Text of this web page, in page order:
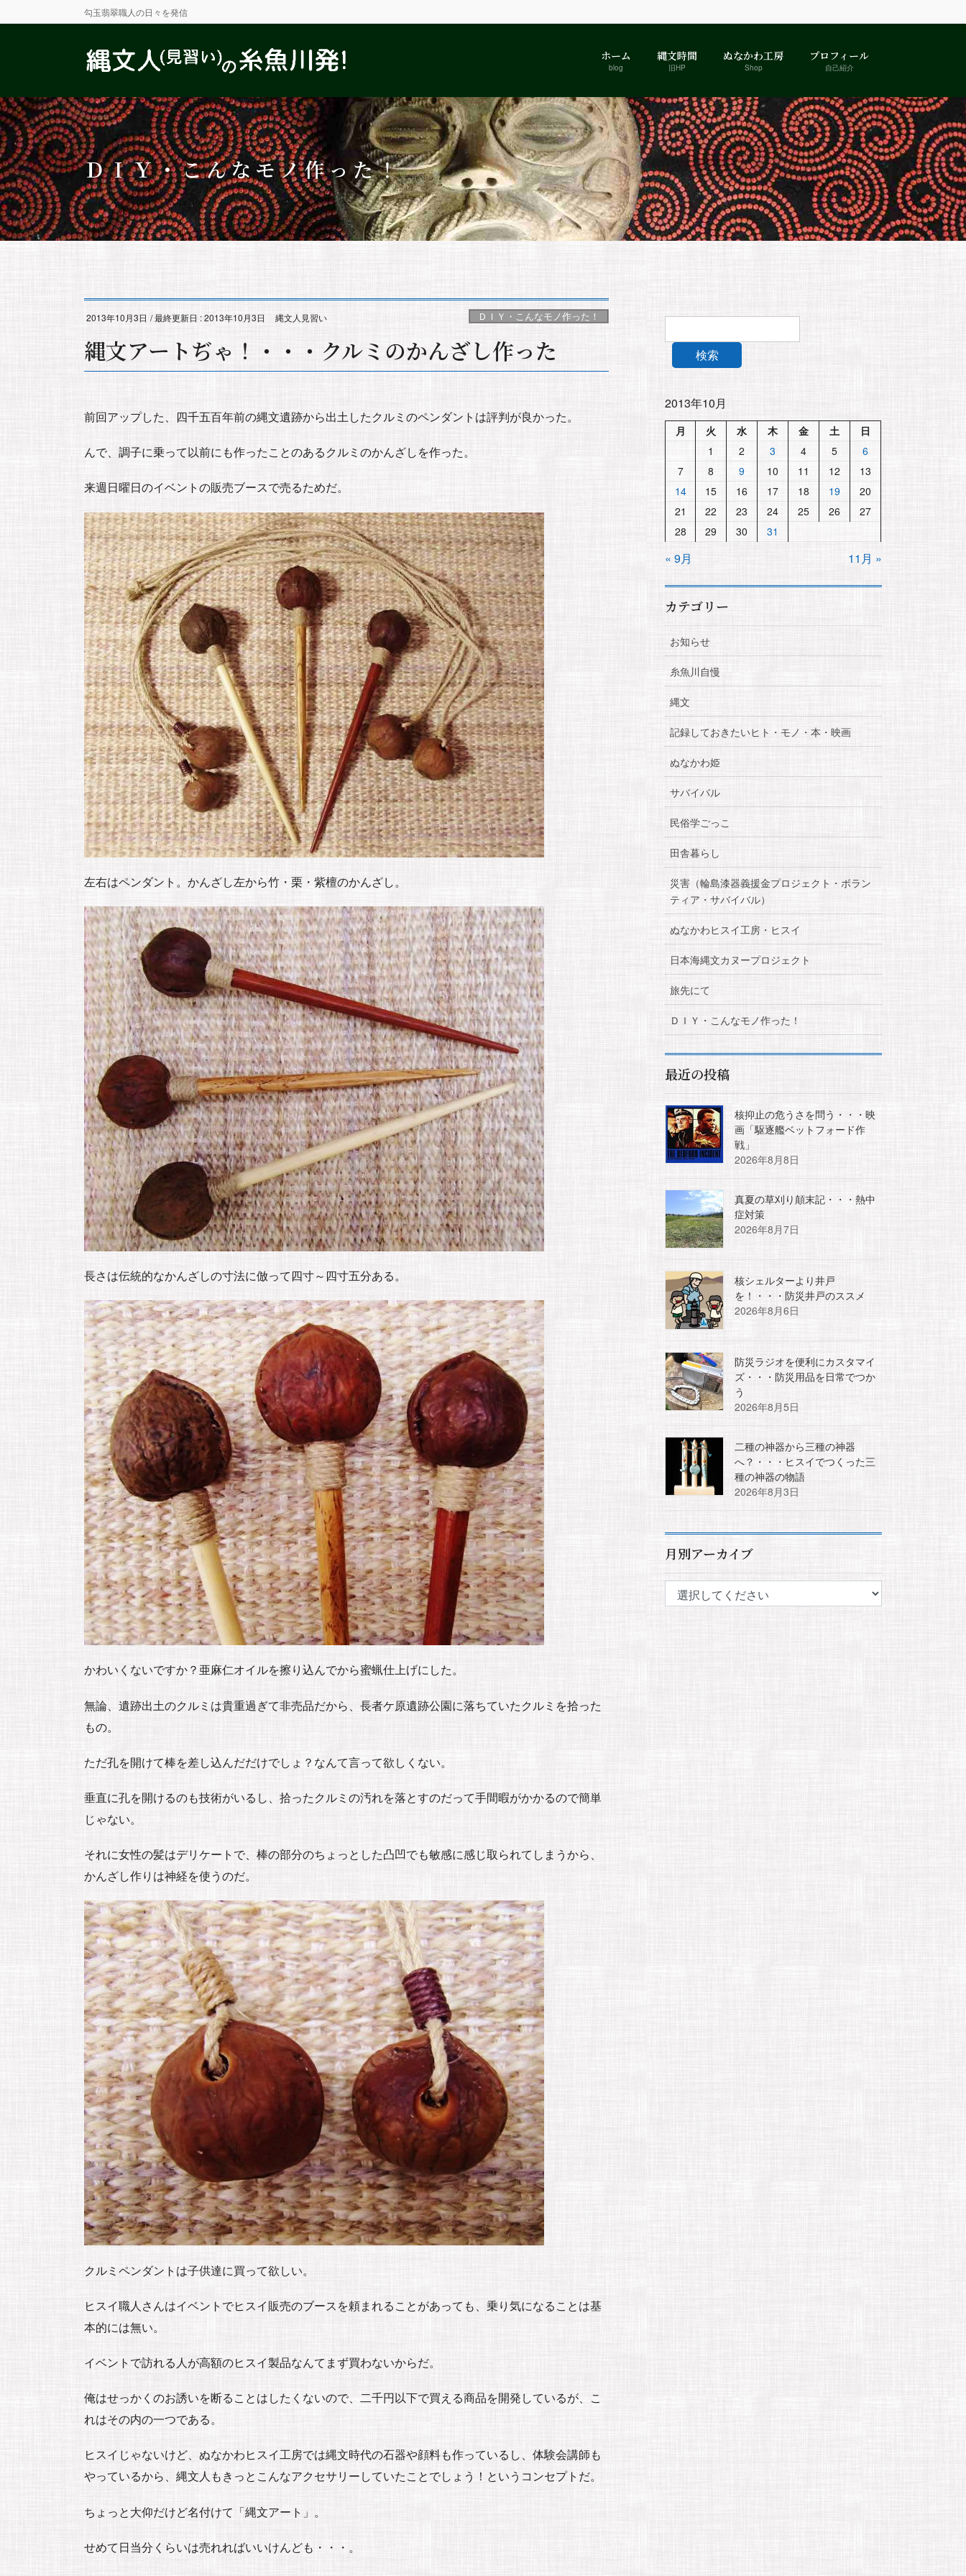
勾玉翡翠職人の日々を発信
ホーム
blog
縄文時間
旧HP
ぬなかわ工房
Shop
プロフィール
自己紹介
ＤＩＹ・こんなモノ作った！
2013年10月3日 / 最終更新日 :2013年10月3日 縄文人見習い ＤＩＹ・こんなモノ作った！
縄文アートぢゃ！・・・クルミのかんざし作った
前回アップした、四千五百年前の縄文遺跡から出土したクルミのペンダントは評判が良かった。
んで、調子に乗って以前にも作ったことのあるクルミのかんざしを作った。
来週日曜日のイベントの販売ブースで売るためだ。
左右はペンダント。かんざし左から竹・栗・紫檀のかんざし。
長さは伝統的なかんざしの寸法に倣って四寸～四寸五分ある。
かわいくないですか？亜麻仁オイルを擦り込んでから蜜蝋仕上げにした。
無論、遺跡出土のクルミは貴重過ぎて非売品だから、長者ケ原遺跡公園に落ちていたクルミを拾った
もの。
ただ孔を開けて棒を差し込んだだけでしょ？なんて言って欲しくない。
垂直に孔を開けるのも技術がいるし、拾ったクルミの汚れを落とすのだって手間暇がかかるので簡単
じゃない。
それに女性の髪はデリケートで、棒の部分のちょっとした凸凹でも敏感に感じ取られてしまうから、
かんざし作りは神経を使うのだ。
クルミペンダントは子供達に買って欲しい。
ヒスイ職人さんはイベントでヒスイ販売のブースを頼まれることがあっても、乗り気になることは基
本的には無い。
イベントで訪れる人が高額のヒスイ製品なんてまず買わないからだ。
俺はせっかくのお誘いを断ることはしたくないので、二千円以下で買える商品を開発しているが、こ
れはその内の一つである。
ヒスイじゃないけど、ぬなかわヒスイ工房では縄文時代の石器や顔料も作っているし、体験会講師も
やっているから、縄文人もきっとこんなアクセサリーしていたことでしょう！というコンセプトだ。
ちょっと大仰だけど名付けて「縄文アート」。
せめて日当分くらいは売れればいいけんども・・・。
検索
2013年10月
月 火 水 木 金 土
日
1
2 3 4 5
6
7
8 9 10 11 12
13
14
15 16 17 18 19
20
21
22 23 24 25 26
27
28
29 30 31
« 9月 11月 »
カテゴリー
お知らせ
糸魚川自慢
縄文
記録しておきたいヒト・モノ・本・映画
ぬなかわ姫
サバイバル
民俗学ごっこ
田舎暮らし
災害（輪島漆器義援金プロジェクト・ボラン
ティア・サバイバル）
ぬなかわヒスイ工房・ヒスイ
日本海縄文カヌープロジェクト
旅先にて
ＤＩＹ・こんなモノ作った！
最近の投稿
核抑止の危うさを問う・・・映
画「駆逐艦ベットフォード作
戦」
2026年8月8日
真夏の草刈り顛末記・・・熱中
症対策
2026年8月7日
核シェルターより井戸
を！・・・防災井戸のススメ
2026年8月6日
防災ラジオを便利にカスタマイ
ズ・・・防災用品を日常でつか
う
2026年8月5日
二種の神器から三種の神器
へ？・・・ヒスイでつくった三
種の神器の物語
2026年8月3日
月別アーカイブ